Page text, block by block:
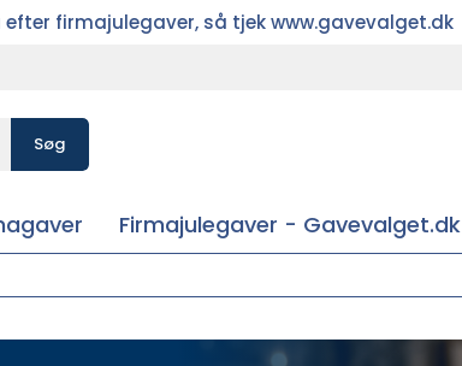
efter firmajulegaver, så tjek www.gavevalget.dk
Søg
Firmajulegaver - Gavevalget.dk